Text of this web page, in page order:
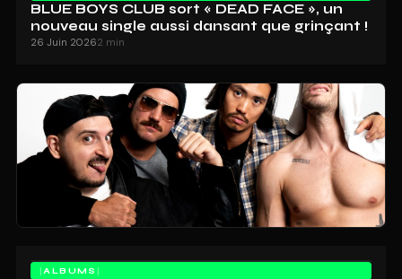
BLUE BOYS CLUB sort « DEAD FACE », un
nouveau single aussi dansant que grinçant !
26 Juin 20262 min
ALBUMS